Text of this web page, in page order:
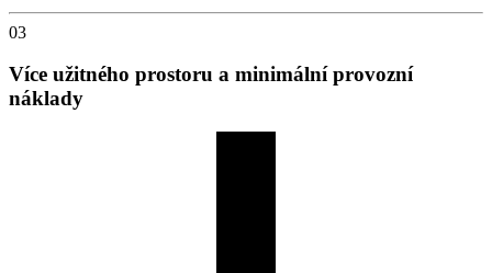
03
Více užitného prostoru a minimální provozní
náklady